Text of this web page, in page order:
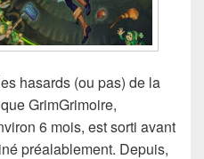
hasards (ou pas) de la
GrimGrimoire,
6 mois, est sorti avant
préalablement. Depuis,